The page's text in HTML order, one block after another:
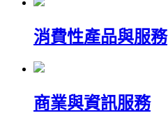
消費性產品與服務
商業與資訊服務